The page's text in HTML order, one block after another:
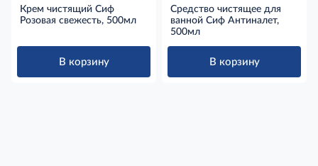
Крем чистящий Сиф
Розовая свежесть, 500мл
В корзину
Средство чистящее для
ванной Сиф Антиналет,
500мл
В корзину